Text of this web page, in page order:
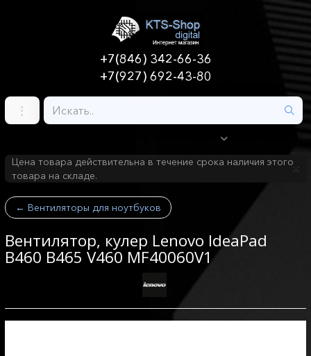
+7(846) 342-66-36
+7(927) 692-43-80
Цена товара действительна в течение срока наличия этого
товара на складе.
← Вентиляторы для ноутбуков
Вентилятор, кулер Lenovo IdeaPad
B460 B465 V460 MF40060V1